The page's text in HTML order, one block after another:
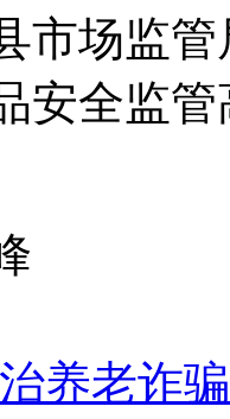
市场监
安全监
养老诈